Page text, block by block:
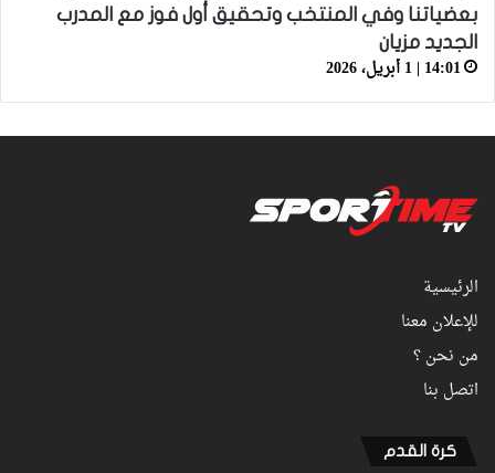
بعضياتنا وفي المنتخب وتحقيق أول فوز مع المدرب
الجديد مزيان
14:01 | 1 أبريل، 2026
الرئيسية
للإعلان معنا
من نحن ؟
اتصل بنا
كرة القدم